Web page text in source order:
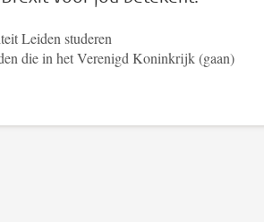
Leiden studeren
die in het Verenigd Koninkrijk (gaan)